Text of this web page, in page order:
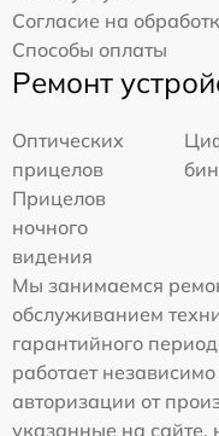
Согласие на
Способы оплаты
Ремонт
Оптических
прицелов
Прицелов
ночного
видения
Мы занимаемся
обслуживанием
гарантийного
работает
авторизации от
указанные на сайте,